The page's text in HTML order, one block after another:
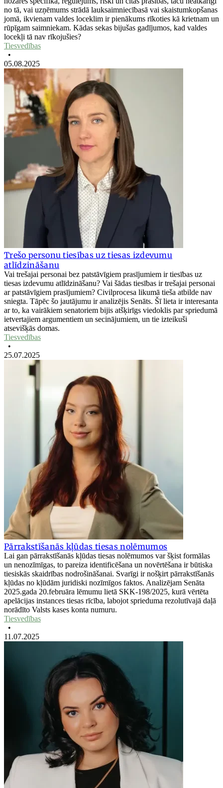
no tā, vai uzņēmums strādā lauksaimniecībasā vai skaistumkopšanas
jomā, ikvienam valdes loceklim ir pienākums rīkoties kā krietnam un
rūpīgam saimniekam. Kādas sekas bijušas gadījumos, kad valdes
locekļi tā nav rīkojušies?
Tiesvedības
•
05.08.2025
Trešo personu tiesības uz tiesas izdevumu
atlīdzināšanu
Vai trešajai personai bez patstāvīgiem prasījumiem ir tiesības uz
tiesas izdevumu atlīdzināšanu? Vai šādas tiesības ir trešajai personai
ar patstāvīgiem prasījumiem? Civilprocesa likumā tieša atbilde nav
sniegta. Tāpēc šo jautājumu ir analizējis Senāts. Šī lieta ir interesanta
ar to, ka vairākiem senatoriem bijis atšķirīgs viedoklis par spriedumā
ietvertajiem argumentiem un secinājumiem, un tie izteikuši
atsevišķās domas.
Tiesvedības
•
25.07.2025
Pārrakstīšanās kļūdas tiesas nolēmumos
Lai gan pārrakstīšanās kļūdas tiesas nolēmumos var šķist formālas
un nenozīmīgas, to pareiza identificēšana un novērtēšana ir būtiska
tiesiskās skaidrības nodrošināšanai. Svarīgi ir nošķirt pārrakstīšanās
kļūdas no kļūdām juridiski nozīmīgos faktos. Analizējam Senāta
2025.gada 20.februāra lēmumu lietā SKK-198/2025, kurā vērtēta
apelācijas instances tiesas rīcība, labojot sprieduma rezolutīvajā daļā
norādīto Valsts kases konta numuru.
Tiesvedības
•
11.07.2025